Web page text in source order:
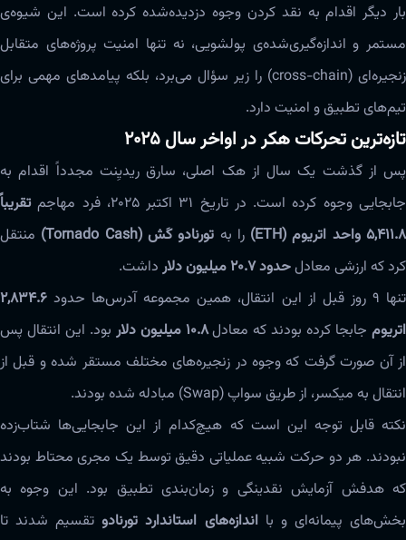
بار دیگر اقدام به نقد کردن وجوه دزدیده‌شده کرده است. این شیوه‌ی
مستمر و اندازه‌گیری‌شده‌ی پولشویی، نه تنها امنیت پروژه‌های متقابل
زنجیره‌ای (cross-chain) را زیر سؤال می‌برد، بلکه پیامدهای مهمی برای
تیم‌های تطبیق و امنیت دارد.
تازه‌ترین تحرکات هکر در اواخر سال ۲۰۲۵
پس از گذشت یک سال از هک اصلی، سارق ریدیِنت مجدداً اقدام به
جابجایی وجوه کرده است. در تاریخ ۳۱ اکتبر ۲۰۲۵، فرد مهاجم
تقریباً
۵,۴۱۱.۸ واحد اتریوم (ETH)
را به تورنادو کَش (Tornado Cash)
منتقل
کرد که ارزشی معادلحدود ۲۰.۷ میلیون دلار
داشت.
تنها ۹ روز قبل از این انتقال، همین مجموعه آدرس‌ها حدود
۲,۸۳۴.۶
اتریومجابجا کرده بودند که معادل۱۰.۸ میلیون دلار
بود. این انتقال پس
از آن صورت گرفت که وجوه در زنجیره‌های مختلف مستقر شده و قبل از
انتقال به میکسر، از طریق سواپ (Swap) مبادله شده بودند.
نکته قابل توجه این است که هیچ‌کدام از این جابجایی‌ها شتاب‌زده
نبودند. هر دو حرکت شبیه عملیاتی دقیق توسط یک مجری محتاط بودند
که هدفش آزمایش نقدینگی و زمان‌بندی تطبیق بود. این وجوه به
بخش‌های پیمانه‌ای و بااندازه‌های استاندارد تورنادوتقسیم شدند تا